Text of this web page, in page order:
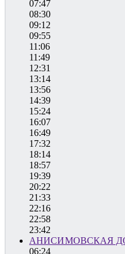
07:47
08:30
09:12
09:55
11:06
11:49
12:31
13:14
13:56
14:39
15:24
16:07
16:49
17:32
18:14
18:57
19:39
20:22
21:33
22:16
22:58
23:42
АНИСИМОВСКАЯ
06:24